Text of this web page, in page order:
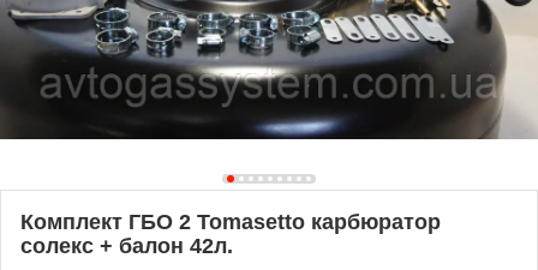
Комплект ГБО 2 Tomasetto карбюратор
солекс + балон 42л.